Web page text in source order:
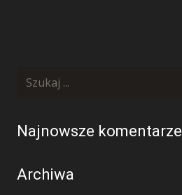
Najnowsze komentarze
Archiwa